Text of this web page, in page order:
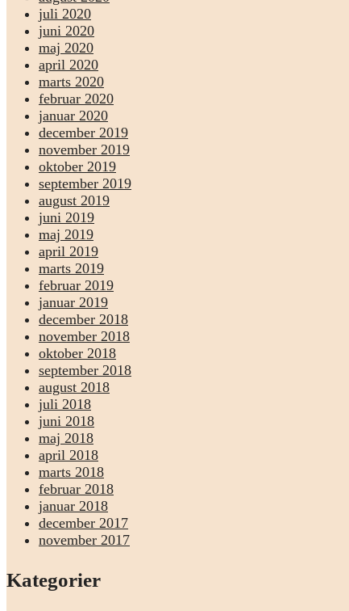
juli 2020
juni 2020
maj 2020
april 2020
marts 2020
februar 2020
januar 2020
december 2019
november 2019
oktober 2019
september 2019
august 2019
juni 2019
maj 2019
april 2019
marts 2019
februar 2019
januar 2019
december 2018
november 2018
oktober 2018
september 2018
august 2018
juli 2018
juni 2018
maj 2018
april 2018
marts 2018
februar 2018
januar 2018
december 2017
november 2017
Kategorier